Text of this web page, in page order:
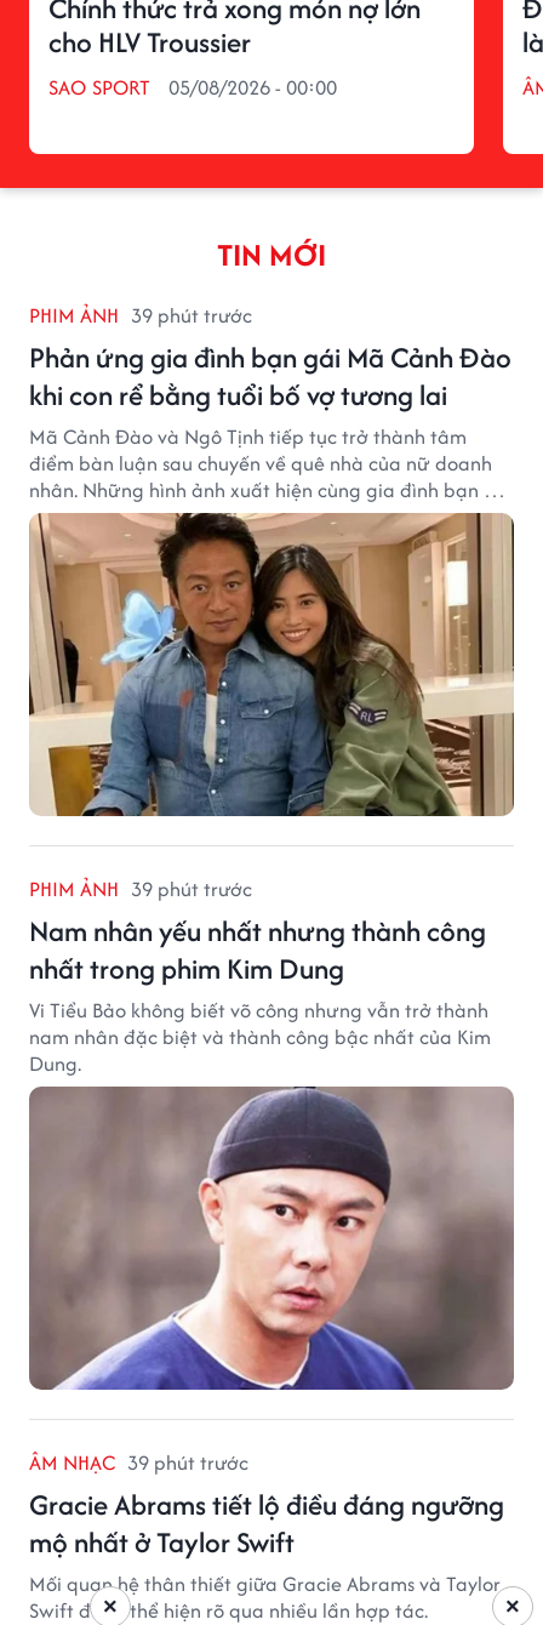
cho HLV Troussier
SAO SPORT 05/08/2026 - 00:00
TIN MỚI
PHIM ẢNH 39 phút trước
Phản ứng gia đình bạn gái Mã Cảnh Đào
khi con rể bằng tuổi bố vợ tương lai
Mã Cảnh Đào và Ngô Tịnh tiếp tục trở thành tâm
điểm bàn luận sau chuyến về quê nhà của nữ doanh
nhân. Những hình ảnh xuất hiện cùng gia đình bạn gái
Mã Cảnh Đào đang thu hút sự quan tâm trên mạng
xã hội.
PHIM ẢNH 39 phút trước
Nam nhân yếu nhất nhưng thành công
nhất trong phim Kim Dung
Vi Tiểu Bảo không biết võ công nhưng vẫn trở thành
nam nhân đặc biệt và thành công bậc nhất của Kim
Dung.
ÂM NHẠC 39 phút trước
Gracie Abrams tiết lộ điều đáng ngưỡng
mộ nhất ở Taylor Swift
Mối quan hệ thân thiết giữa Gracie Abrams và Taylor
Swift được thể hiện rõ qua nhiều lần hợp tác.
×
×